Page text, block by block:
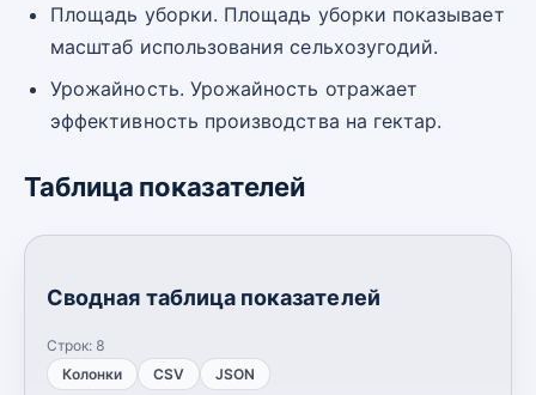
Площадь уборки. Площадь уборки показывает
масштаб использования сельхозугодий.
Урожайность. Урожайность отражает
эффективность производства на гектар.
Таблица показателей
Сводная таблица показателей
Строк: 8
Колонки
CSV JSON